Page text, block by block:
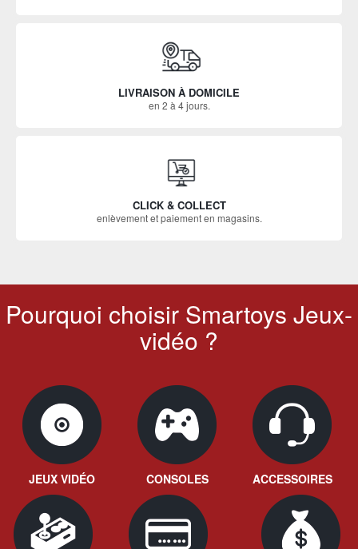
LIVRAISON À DOMICILE
en 2 à 4 jours.
CLICK & COLLECT
enlèvement et paiement en magasins.
Pourquoi choisir Smartoys Jeux-
vidéo ?
JEUX VIDÉO CONSOLES ACCESSOIRES